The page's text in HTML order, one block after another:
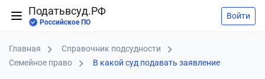
Податьвсуд.РФ
Российское ПО
Войти
Главная
Справочник подсудности
Семейное право
В какой суд подавать заявление